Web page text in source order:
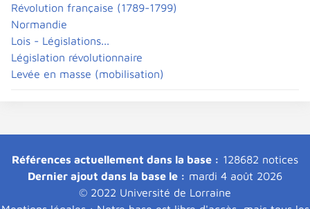
Révolution française (1789-1799)
Normandie
Lois - Législations...
Législation révolutionnaire
Levée en masse (mobilisation)
Références actuellement dans la base : 128682 notices
Dernier ajout dans la base le : mardi 4 août 2026
© 2022 Université de Lorraine